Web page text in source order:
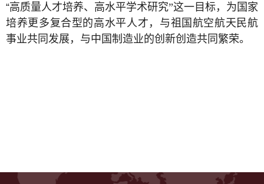
“高质量人才培养、高水平学术研究”这一目标，为国家
培养更多复合型的高水平人才，与祖国航空航天民航
事业共同发展，与中国制造业的创新创造共同繁荣。